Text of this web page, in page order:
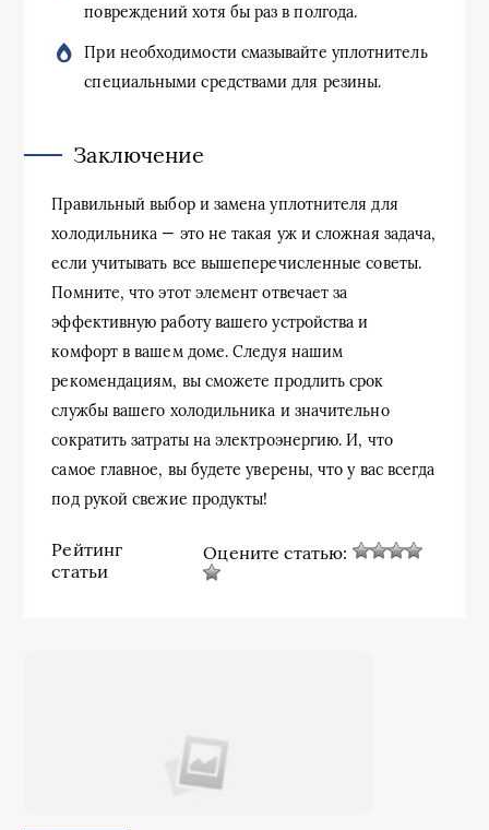
повреждений хотя бы раз в полгода.
При необходимости смазывайте уплотнитель
специальными средствами для резины.
Заключение
Правильный выбор и замена уплотнителя для
холодильника — это не такая уж и сложная задача,
если учитывать все вышеперечисленные советы.
Помните, что этот элемент отвечает за
эффективную работу вашего устройства и
комфорт в вашем доме. Следуя нашим
рекомендациям, вы сможете продлить срок
службы вашего холодильника и значительно
сократить затраты на электроэнергию. И, что
самое главное, вы будете уверены, что у вас всегда
под рукой свежие продукты!
Рейтинг
статьи
Оцените статью: